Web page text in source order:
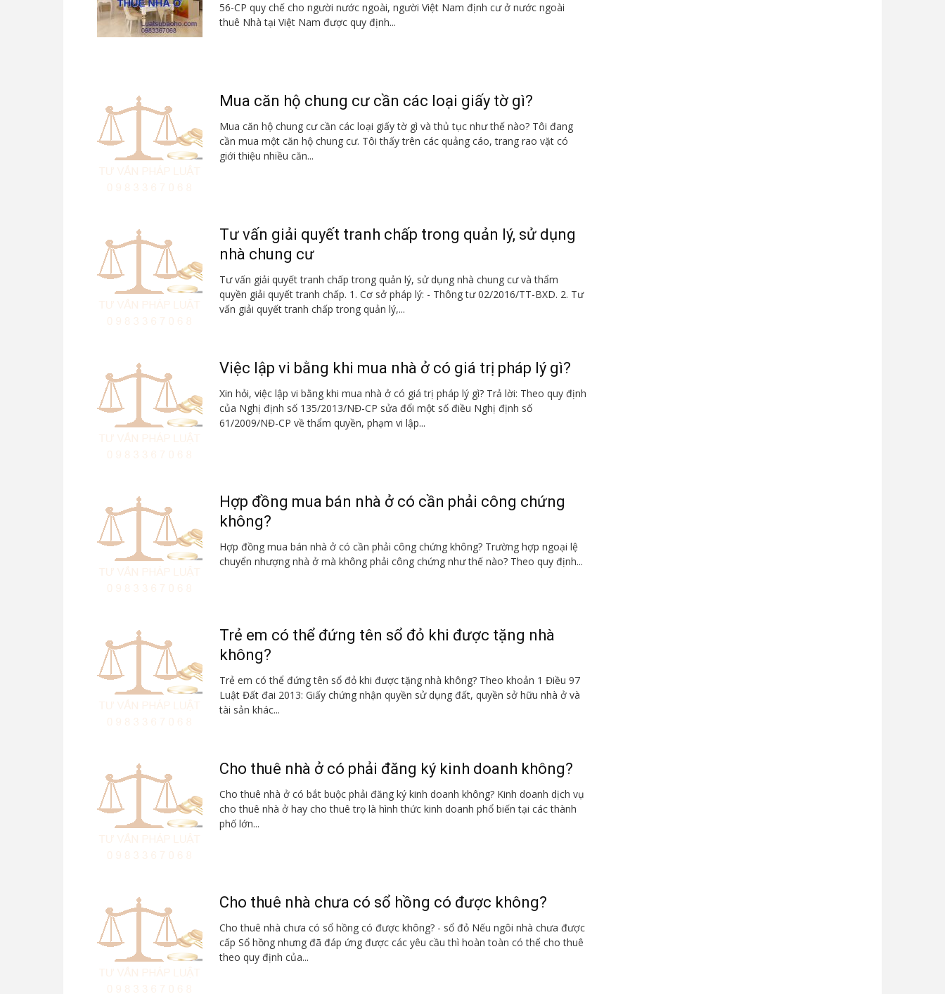
56-CP quy chế cho người nước ngoài, người Việt Nam định cư ở nước ngoài
thuê Nhà tại Việt Nam được quy định...
Mua căn hộ chung cư cần các loại giấy tờ gì?
Mua căn hộ chung cư cần các loại giấy tờ gì và thủ tục như thế nào? Tôi đang
cần mua một căn hộ chung cư. Tôi thấy trên các quảng cáo, trang rao vặt có
giới thiệu nhiều căn...
Tư vấn giải quyết tranh chấp trong quản lý, sử dụng
nhà chung cư
Tư vấn giải quyết tranh chấp trong quản lý, sử dụng nhà chung cư và thẩm
quyền giải quyết tranh chấp. 1. Cơ sở pháp lý: - Thông tư 02/2016/TT-BXD. 2. Tư
vấn giải quyết tranh chấp trong quản lý,...
Việc lập vi bằng khi mua nhà ở có giá trị pháp lý gì?
Xin hỏi, việc lập vi bằng khi mua nhà ở có giá trị pháp lý gì? Trả lời: Theo quy định
của Nghị định số 135/2013/NĐ-CP sửa đổi một số điều Nghị định số
61/2009/NĐ-CP về thẩm quyền, phạm vi lập...
Hợp đồng mua bán nhà ở có cần phải công chứng
không?
Hợp đồng mua bán nhà ở có cần phải công chứng không? Trường hợp ngoại lệ
chuyển nhượng nhà ở mà không phải công chứng như thế nào? Theo quy định...
Trẻ em có thể đứng tên sổ đỏ khi được tặng nhà
không?
Trẻ em có thể đứng tên sổ đỏ khi được tặng nhà không? Theo khoản 1 Điều 97
Luật Đất đai 2013: Giấy chứng nhận quyền sử dụng đất, quyền sở hữu nhà ở và
tài sản khác...
Cho thuê nhà ở có phải đăng ký kinh doanh không?
Cho thuê nhà ở có bắt buộc phải đăng ký kinh doanh không? Kinh doanh dịch vụ
cho thuê nhà ở hay cho thuê trọ là hình thức kinh doanh phổ biến tại các thành
phố lớn...
Cho thuê nhà chưa có sổ hồng có được không?
Cho thuê nhà chưa có sổ hồng có được không? - sổ đỏ Nếu ngôi nhà chưa được
cấp Sổ hồng nhưng đã đáp ứng được các yêu cầu thì hoàn toàn có thể cho thuê
theo quy định của...